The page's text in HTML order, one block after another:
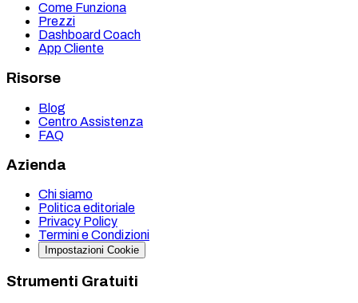
Come Funziona
Prezzi
Dashboard Coach
App Cliente
Risorse
Blog
Centro Assistenza
FAQ
Azienda
Chi siamo
Politica editoriale
Privacy Policy
Termini e Condizioni
Impostazioni Cookie
Strumenti Gratuiti